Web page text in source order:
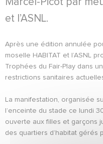
et l’ASNL.
Après une édition annulée
moselle HABITAT et l’ASNL
Trophées du Fair-Play dans
restrictions sanitaires
La manifestation, organisée
l’enceinte du stade ce lundi
ouverte aux filles et garçons
des quartiers d’habitat gérés